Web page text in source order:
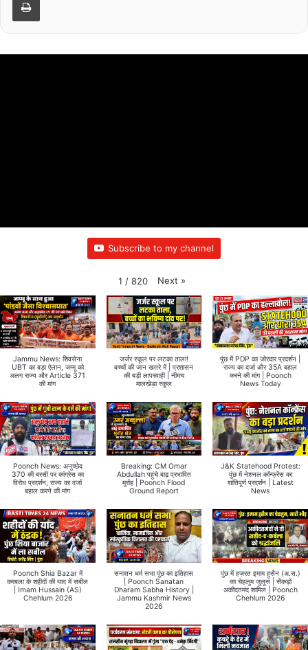
Subscribe to my channel
1 / 820 Next »
Jammu News: शिवसेना
UBT का बड़ा ऐलान, जम्मू को
अलग राज्य और Article 371
की मांग
जर्जर स्कूल पर लटका ताला!
बच्चों की जान खतरे में | प्रशासन
की बड़ी लापरवाही | नीमच
मालखेड़ा स्कूल
पुंछ में PDP का जोरदार प्रदर्शन |
राज्य का दर्जा और 35A बहाल
करने की मांग | Poonch
News Today
Poonch News: अनुच्छेद
370 की बरसी पर कांग्रेस का
विरोध प्रदर्शन, राज्य का दर्जा
बहाल करने की मांग
Breaking: CM Omar
Abdullah पहुंचे बाढ़ प्रभावित
मुर्राह | Poonch Flood
Ground Report
J&K Statehood Protest:
पुंछ में नेशनल कॉन्फ्रेंस का
शांतिपूर्ण प्रदर्शन | Latest
News
Poonch Shia Bazar में
करबला के शहीदों की याद में सबील
| Imam Hussain (AS)
Chehlum 2026
सनातन धर्म सभा पुंछ का इतिहास
| Poonch Sanatan
Dharam Sabha History |
Jammu Kashmir News
2026
पुंछ में हज़रत इमाम हुसैन (अ.स.)
का चेहलुम जुलूस | सैकड़ों
अकीदतमंद शामिल | Poonch
Chehlum 2026